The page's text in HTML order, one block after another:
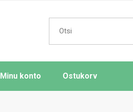
Search
for:
Minu konto Ostukorv